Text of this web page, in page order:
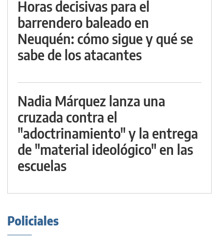
Horas decisivas para el
barrendero baleado en
Neuquén: cómo sigue y qué se
sabe de los atacantes
Nadia Márquez lanza una
cruzada contra el
"adoctrinamiento" y la entrega
de "material ideológico" en las
escuelas
Policiales